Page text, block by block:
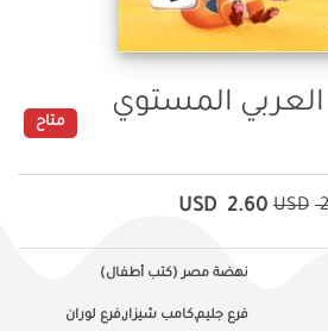
المستوي
متاح
USD
2.60
USD
نهضة مصر (كتب أطفال)
فرع جليم,كامب شيزار,فرع لوران